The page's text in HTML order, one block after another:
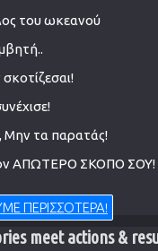
του ωκεανού
Μην τα παρατάς!
ΑΠΩΤΕΡΟ ΣΚΟΠΟ ΣΟΥ!
ΠΕΡΙΣΣΟΤΕΡΑ!
meet actions &